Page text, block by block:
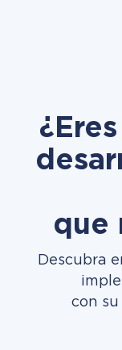
que
Descubra
con su